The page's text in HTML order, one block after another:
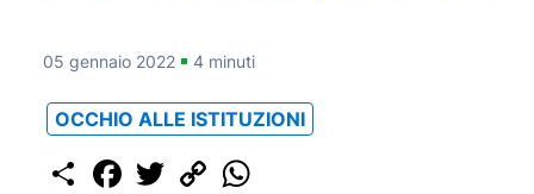
05 gennaio 2022 4 minuti
OCCHIO ALLE ISTITUZIONI
Share Facebook
Twitter Copy
Link